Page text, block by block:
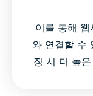
이를 통해
와 연결할 수
징 시 더 높